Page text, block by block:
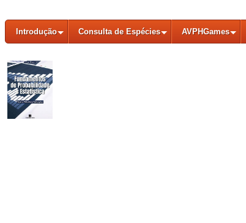
Introdução Consulta de Espécies AVPHGames